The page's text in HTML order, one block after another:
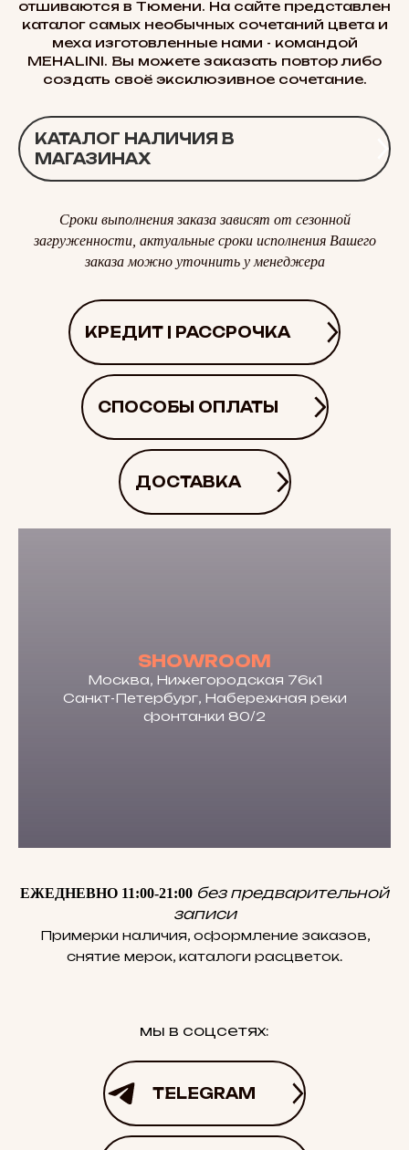
отшиваются в Тюмени. На сайте представлен
каталог самых необычных сочетаний цвета и
меха изготовленные нами - командой
MEHALINI. Вы можете заказать повтор либо
создать своё эксклюзивное сочетание.
КАТАЛОГ НАЛИЧИЯ В
МАГАЗИНАХ
Сроки выполнения заказа зависят от сезонной
загруженности, актуальные сроки исполнения Вашего
заказа можно уточнить у менеджера
КРЕДИТ | РАССРОЧКА
СПОСОБЫ ОПЛАТЫ
ДОСТАВКА
SHOWROOM
Москва, Нижегородская 76к1
Санкт-Петербург, Набережная реки
фонтанки 80/2
ЕЖЕДНЕВНО 11:00-21:00 без предварительной
записи
Примерки наличия, оформление заказов,
снятие мерок, каталоги расцветок.
мы в соцсетях:
TELEGRAM